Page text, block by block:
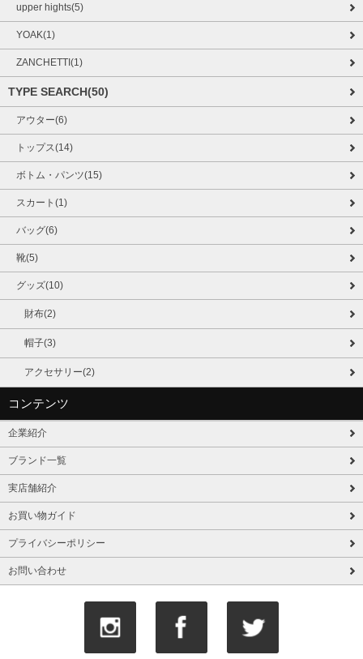
upper hights(5)
YOAK(1)
ZANCHETTI(1)
TYPE SEARCH(50)
アウター(6)
トップス(14)
ボトム・パンツ(15)
スカート(1)
バッグ(6)
靴(5)
グッズ(10)
財布(2)
帽子(3)
アクセサリー(2)
コンテンツ
企業紹介
ブランド一覧
実店舗紹介
お買い物ガイド
プライバシーポリシー
お問い合わせ